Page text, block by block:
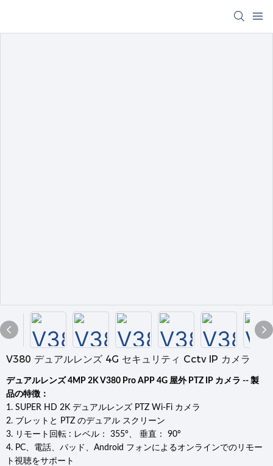
V380 デュアルレンズ 4G セキュリティ Cctv IP カメラ
デュアルレンズ 4MP 2K V380 Pro APP 4G 屋外 PTZ IP カメラ -- 製
品の特徴：
1. SUPER HD 2K デュアルレンズ PTZ Wi-Fi カメラ
2. ブレットと PTZ のデュアル スクリーン
3. リモート回転 : レベル： 355°、 垂直： 90°
4. PC、電話、パッド、Android フォンによるオンラインでのリモー
ト視聴をサポート